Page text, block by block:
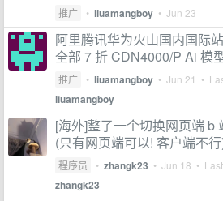
推广 • liuamangboy • Jun 23
阿里腾讯华为火山国内国际
全部 7 折 CDN4000/P Ai 模
推广 • liuamangboy • Jun 21 •
liuamangboy
[海外]整了一个切换网页端 b
(只有网页端可以! 客户端不
程序员 • zhangk23 • Jun 18 •
zhangk23